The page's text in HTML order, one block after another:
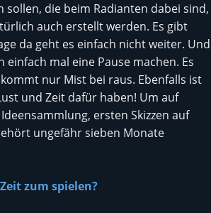
die beim Radianten dabei sind,
auch erstellt werden. Es gibt
da geht es einfach nicht weiter. Und
mal eine Pause machen. Es
nur Mist bei raus. Ebenfalls ist
und Zeit dafür haben! Um auf
ersten Skizzen auf
ungefähr sieben Monate
zum spielen?